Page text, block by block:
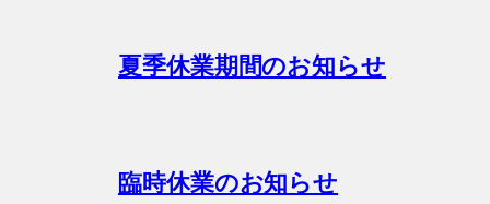
夏季休業期間のお知らせ
臨時休業のお知らせ